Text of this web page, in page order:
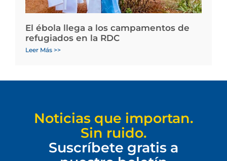
El ébola llega a los campamentos de
refugiados en la RDC
Leer Más >>
Noticias que importan.
Sin ruido.
Suscríbete gratis a